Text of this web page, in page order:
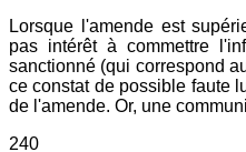
Lorsque l'amende est
pas intérêt à commettre
sanctionné (qui correspond
ce constat de possible faute
de l'amende. Or, une
240